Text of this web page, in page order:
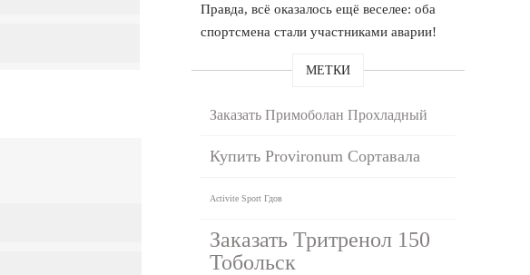
Правда, всё оказалось ещё веселее: оба
спортсмена стали участниками аварии!
МЕТКИ
Заказать Примоболан Прохладный
Купить Provironum Сортавала
Activite Sport Гдов
Заказать Тритренол 150
Тобольск